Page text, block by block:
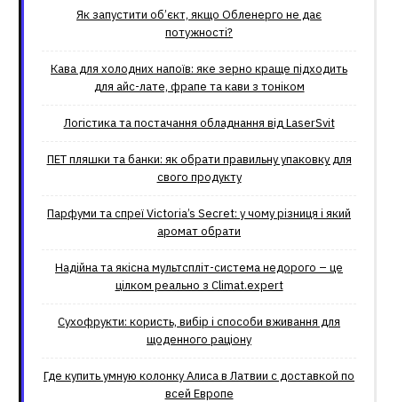
Як запустити об’єкт, якщо Обленерго не дає
потужності?
Кава для холодних напоїв: яке зерно краще підходить
для айс-лате, фрапе та кави з тоніком
Логістика та постачання обладнання від LaserSvit
ПЕТ пляшки та банки: як обрати правильну упаковку для
свого продукту
Парфуми та спреї Victoria’s Secret: у чому різниця і який
аромат обрати
Надійна та якісна мультспліт-система недорого – це
цілком реально з Climat.еxpert
Сухофрукти: користь, вибір і способи вживання для
щоденного раціону
Где купить умную колонку Алиса в Латвии с доставкой по
всей Европе